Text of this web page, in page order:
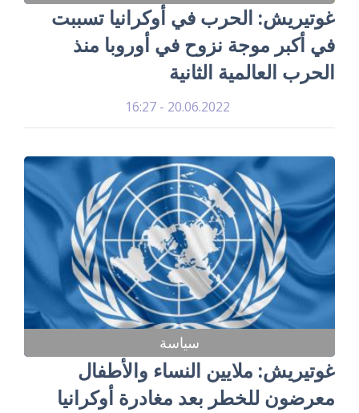
غوتيريش: الحرب في أوكرانيا تسببت
في أكبر موجة نزوح في أوروبا منذ
الحرب العالمية الثانية
20.06.2022 - 16:27
سياسة
غوتيريش: ملايين النساء والأطفال
معرضون للخطر بعد مغادرة أوكرانيا